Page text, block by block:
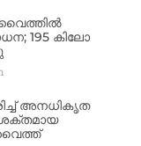
195 കിലോ
അനധികൃത